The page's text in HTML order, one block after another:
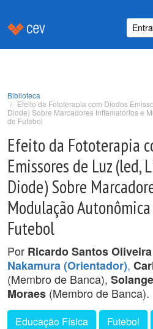
Biblioteca
Efeito da Fototerapia com Diodos
Diode) Sobre Marcadores Inflamatórios e
de Futebol
Efeito da Fototerapia
Emissores de Luz
Diode) Sobre
Modulação
Futebol
Por Ricardo Santos Oliveira
Nakamura (Orientador),
(Membro de Banca),
Moraes (Membro de Banca).
Educação Física Futebol